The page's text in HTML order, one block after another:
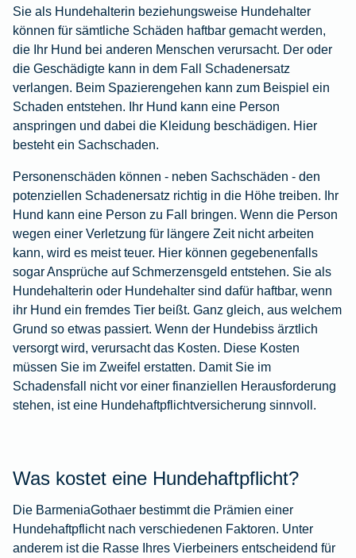
Sie als Hundehalterin beziehungsweise Hundehalter
können für sämtliche Schäden haftbar gemacht werden,
die Ihr Hund bei anderen Menschen verursacht. Der oder
die Geschädigte kann in dem Fall Schadenersatz
verlangen. Beim Spazierengehen kann zum Beispiel ein
Schaden entstehen. Ihr Hund kann eine Person
anspringen und dabei die Kleidung beschädigen. Hier
besteht ein Sachschaden.
Personenschäden können - neben Sachschäden - den
potenziellen Schadenersatz richtig in die Höhe treiben. Ihr
Hund kann eine Person zu Fall bringen. Wenn die Person
wegen einer Verletzung für längere Zeit nicht arbeiten
kann, wird es meist teuer. Hier können gegebenenfalls
sogar Ansprüche auf Schmerzensgeld entstehen. Sie als
Hundehalterin oder Hundehalter sind dafür haftbar, wenn
ihr Hund ein fremdes Tier beißt. Ganz gleich, aus welchem
Grund so etwas passiert. Wenn der Hundebiss ärztlich
versorgt wird, verursacht das Kosten. Diese Kosten
müssen Sie im Zweifel erstatten. Damit Sie im
Schadensfall nicht vor einer finanziellen Herausforderung
stehen, ist eine Hundehaftpflichtversicherung sinnvoll.
Was kostet eine Hundehaftpflicht?
Die BarmeniaGothaer bestimmt die Prämien einer
Hundehaftpflicht nach verschiedenen Faktoren. Unter
anderem ist die Rasse Ihres Vierbeiners entscheidend für